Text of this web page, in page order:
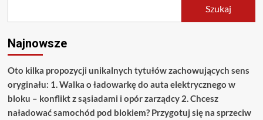
Szukaj
Najnowsze
Oto kilka propozycji unikalnych tytułów zachowujących sens
oryginału: 1. Walka o ładowarkę do auta elektrycznego w
bloku – konflikt z sąsiadami i opór zarządcy 2. Chcesz
naładować samochód pod blokiem? Przygotuj się na sprzeciw